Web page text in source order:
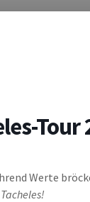
Tour
Werte